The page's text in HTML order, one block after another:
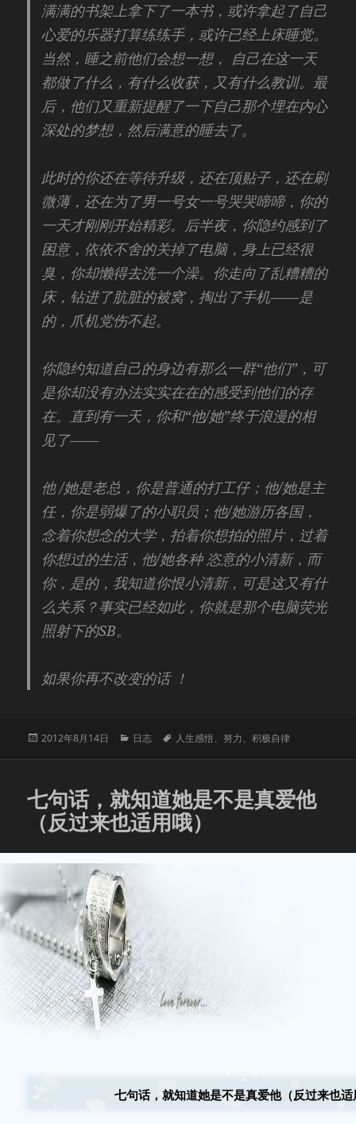
满满的书架上拿下了一本书，或许拿起了自己
心爱的乐器打算练练手，或许已经上床睡觉。
当然，睡之前他们会想一想， 自己在这一天
都做了什么，有什么收获，又有什么教训。最
后，他们又重新提醒了一下自己那个埋在内心
深处的梦想，然后满意的睡去了。
此时的你还在等待升级，还在顶贴子，还在刷
微薄，还在为了男一号女一号哭哭啼啼，你的
一天才刚刚开始精彩。后半夜，你隐约感到了
困意，依依不舍的关掉了电脑，身上已经很
臭，你却懒得去洗一个澡。你走向了乱糟糟的
床，钻进了肮脏的被窝，掏出了手机——是
的，爪机党伤不起。
你隐约知道自己的身边有那么一群“他们”，可
是你却没有办法实实在在的感受到他们的存
在。直到有一天，你和“他/她”终于浪漫的相
见了——
他 /她是老总，你是普通的打工仔；他/她是主
任，你是弱爆了的小职员；他/她游历各国，
念着你想念的大学，拍着你想拍的照片，过着
你想过的生活，他/她各种 恣意的小清新，而
你，是的，我知道你恨小清新，可是这又有什
么关系？事实已经如此，你就是那个电脑荧光
照射下的SB。
如果你再不改变的话 ！
发
2012年8月14日
分
日志
标
人生感悟、 努力、积极自律
七句话，就知道她是不是真爱他
（反过来也适用哦）
七句话，就知道她是不是真爱他（反过来也